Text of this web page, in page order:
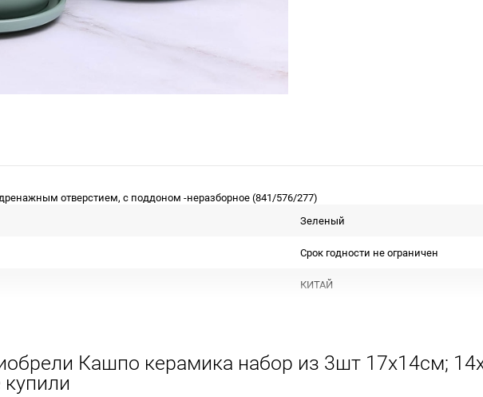
отверстием, с поддоном -неразборное (841/576/277)
Зеленый
Срок годности не ограничен
КИТАЙ
Кашпо керамика набор из 3шт 17х14см;